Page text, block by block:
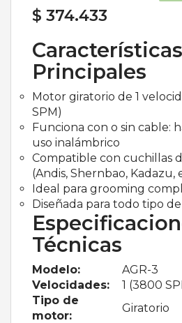
$ 374.433
Características
Principales
Motor giratorio de 1
SPM)
Funciona con o sin cable:
uso inalámbrico
Compatible con cuchillas
(Andis, Shernbao, Kadazu,
Ideal para grooming
Diseñada para todo tipo
Técnicas
Modelo:
AGR-3
Velocidades:
1 (3800
Tipo de
motor:
Giratorio